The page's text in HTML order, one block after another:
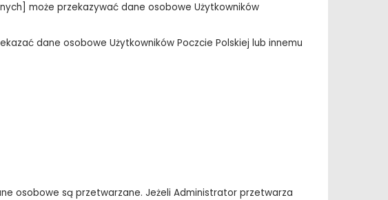
może przekazywać dane osobowe Użytkowników
dane osobowe Użytkowników Poczcie Polskiej lub innemu
osobowe są przetwarzane. Jeżeli Administrator przetwarza